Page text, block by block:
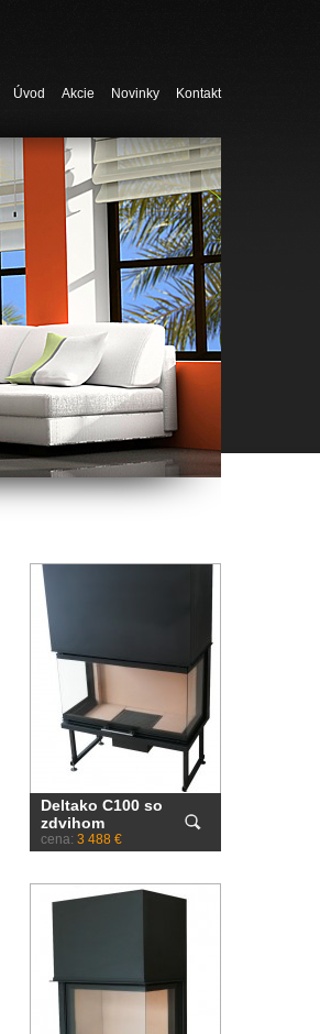
Úvod Akcie Novinky Kontakt
Deltako C100 so
zdvihom
cena: 3 488 €